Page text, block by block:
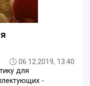
06.12.2019, 13:40
для
-